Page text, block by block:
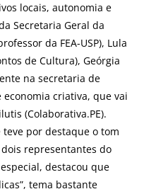
locais, autonomia e
Secretaria Geral da
da FEA-USP), Lula
de Cultura), Geórgia
na secretaria de
criativa, que vai
(Colaborativa.PE).
por destaque o tom
representantes do
destacou que
tema bastante